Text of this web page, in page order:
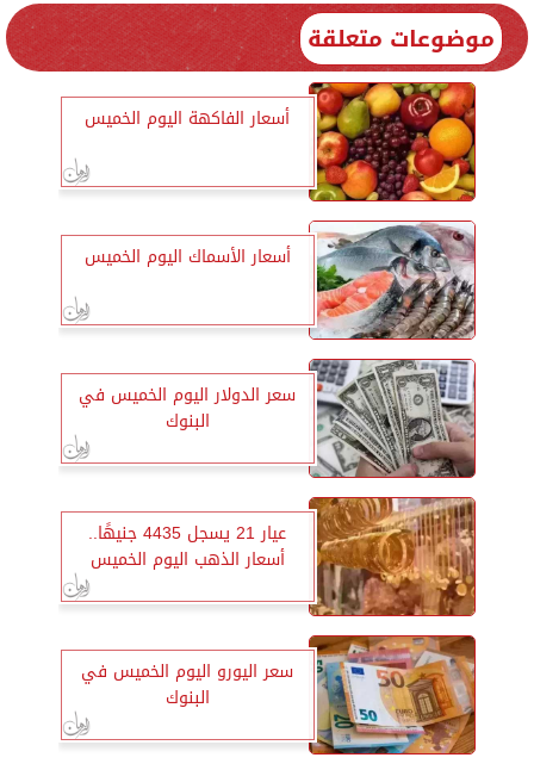
موضوعات متعلقة
أسعار الفاكهة اليوم الخميس
أسعار الأسماك اليوم الخميس
سعر الدولار اليوم الخميس في
البنوك
عيار 21 يسجل 4435 جنيهًا..
أسعار الذهب اليوم الخميس
سعر اليورو اليوم الخميس في
البنوك